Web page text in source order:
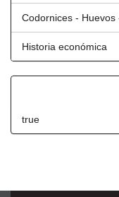
Codornices - Huevos
Historia económica
true